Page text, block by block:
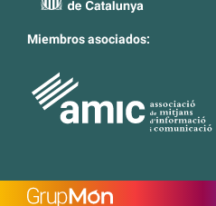
Miembros asociados: